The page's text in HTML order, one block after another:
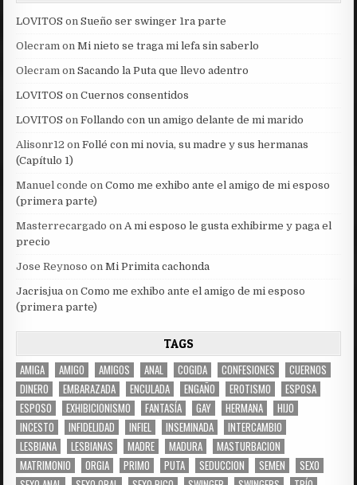
LOVITOS onSueño ser swinger 1ra parte
Olecram onMi nieto se traga mi lefa sin saberlo
Olecram onSacando la Puta que llevo adentro
LOVITOS onCuernos consentidos
LOVITOS onFollando con un amigo delante de mi marido
Alisonr12 onFollé con mi novia, su madre y sus hermanas
(Capítulo 1)
Manuel conde onComo me exhibo ante el amigo de mi esposo
(primera parte)
Masterrecargado onA mi esposo le gusta exhibirme y paga el
precio
Jose Reynoso onMi Primita cachonda
Jacrisjua onComo me exhibo ante el amigo de mi esposo
(primera parte)
TAGS
AMIGA AMIGO AMIGOS ANAL COGIDA CONFESIONES
CUERNOS
DINERO
EMBARAZADA ENCULADA ENGAÑO EROTISMO
ESPOSA
ESPOSO
EXHIBICIONISMO FANTASÍA GAY HERMANA
HIJO
INCESTO
INFIDELIDAD INFIEL INSEMINADA
INTERCAMBIO
LESBIANA
LESBIANAS MADRE MADURA
MASTURBACION
MATRIMONIO
ORGIA PRIMO PUTA SEDUCCION SEMEN
SEXO